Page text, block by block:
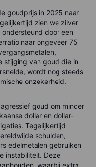
goudprijs in 2025 naar
zien we zilver
door een
naar ongeveer 75
stijging van goud die in
wordt nog steeds
onzekerheid.
goud om minder
dollar en dollar-
Tegelijkertijd
schulden,
edelmetalen gebruiken
instabiliteit. Deze
waarbij extra